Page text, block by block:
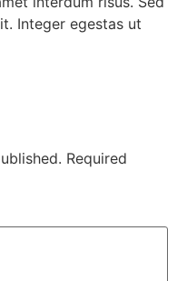
Integer egestas ut
Required